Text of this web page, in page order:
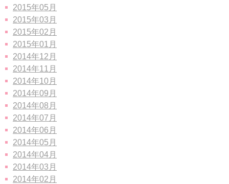
2015年05月
2015年03月
2015年02月
2015年01月
2014年12月
2014年11月
2014年10月
2014年09月
2014年08月
2014年07月
2014年06月
2014年05月
2014年04月
2014年03月
2014年02月